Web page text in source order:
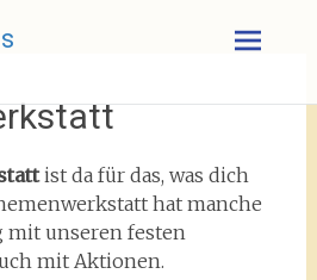
ist da für das, was dich
hat manche
unseren festen
mit Aktionen.